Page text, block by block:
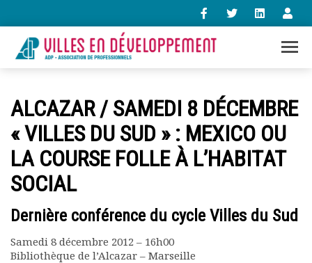
contact@villes-developpement.org
Accueil
L’association
Qui sommes-nous ?
Présentation vidéo
Le bureau
Statuts de l’association
Vie de l’association
ALCAZAR / SAMEDI 8 DÉCEMBRE
« VILLES DU SUD » : MEXICO OU
LA COURSE FOLLE À L’HABITAT
SOCIAL
Dernière conférence du cycle Villes du Sud
Samedi 8 décembre 2012 – 16h00
Bibliothèque de l’Alcazar – Marseille